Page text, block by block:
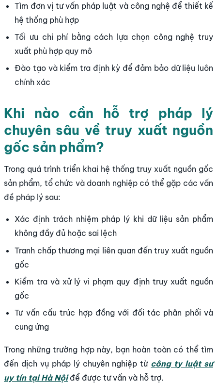
Tìm đơn vị tư vấn pháp luật và công nghệ để thiết kế
hệ thống phù hợp
Tối ưu chi phí bằng cách lựa chọn công nghệ truy
xuất phù hợp quy mô
Đào tạo và kiểm tra định kỳ để đảm bảo dữ liệu luôn
chính xác
Khi nào cần hỗ trợ pháp lý
chuyên sâu về truy xuất nguồn
gốc sản phẩm?
Trong quá trình triển khai hệ thống truy xuất nguồn gốc
sản phẩm, tổ chức và doanh nghiệp có thể gặp các vấn
đề pháp lý sau:
Xác định trách nhiệm pháp lý khi dữ liệu sản phẩm
không đầy đủ hoặc sai lệch
Tranh chấp thương mại liên quan đến truy xuất nguồn
gốc
Kiểm tra và xử lý vi phạm quy định truy xuất nguồn
gốc
Tư vấn cấu trúc hợp đồng với đối tác phân phối và
cung ứng
Trong những trường hợp này, bạn hoàn toàn có thể tìm
đến dịch vụ pháp lý chuyên nghiệp từ công ty luật sư
uy tín tại Hà Nộiđể được tư vấn và hỗ trợ.